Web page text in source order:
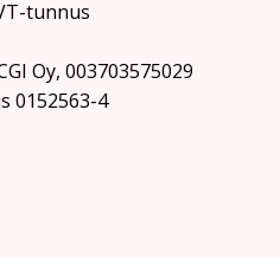
tunnus
Oy, 003703575029
0152563-4